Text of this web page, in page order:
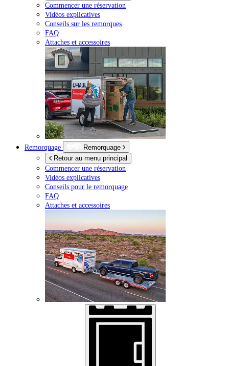
Commencer une réservation
Vidéos explicatives
Conseils sur les remorques
FAQ
Attaches et accessoires
Remorquage
Remorquage
Retour au menu principal
Commencer une réservation
Vidéos explicatives
Conseils pour le remorquage
FAQ
Attaches et accessoires